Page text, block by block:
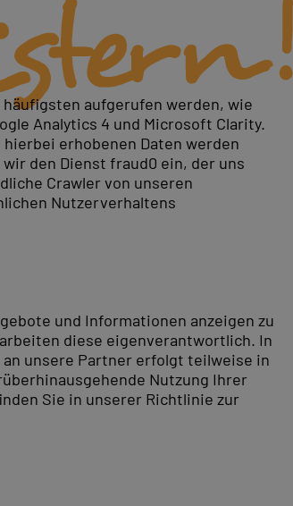
Das Vertrauen namhafter
aufgerufen werden, wie
Analytics 4 und Microsoft Clarity.
erhobenen Daten werden
den Dienst fraud0 ein, der uns
Crawler von unseren
Nutzerverhaltens
und Informationen anzeigen zu
diese eigenverantwortlich. In
unsere Partner erfolgt teilweise in
Nutzung Ihrer
Sie in unserer Richtlinie zur